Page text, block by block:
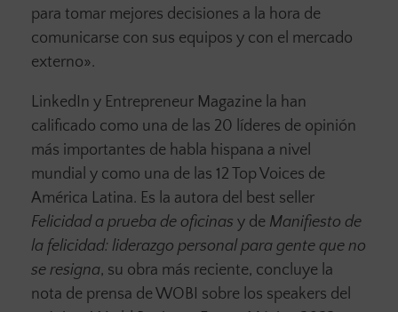
para tomar mejores decisiones a la hora de
comunicarse con sus equipos y con el mercado
externo».
LinkedIn y Entrepreneur Magazine la han
calificado como una de las 20 líderes de opinión
más importantes de habla hispana a nivel
mundial y como una de las 12 Top Voices de
América Latina. Es la autora del best seller
Felicidad a prueba de oficinas y de Manifiesto de
la felicidad: liderazgo personal para gente que no
se resigna, su obra más reciente, concluye la
nota de prensa de WOBI sobre los speakers del